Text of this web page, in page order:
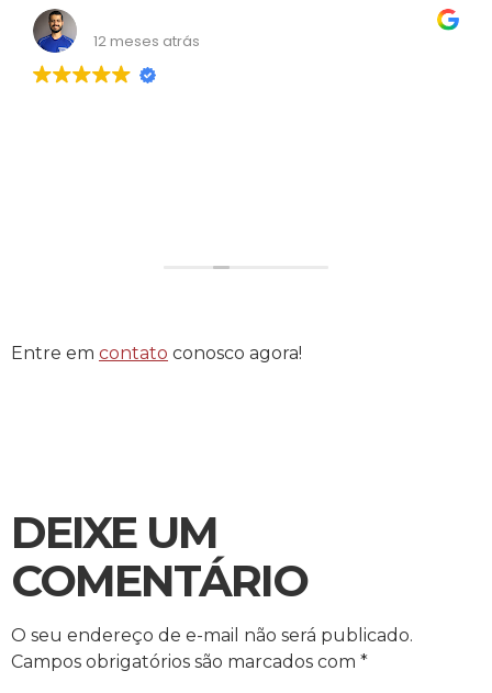
12 meses atrás
Entre em contato conosco agora!
DEIXE UM
COMENTÁRIO
O seu endereço de e-mail não será publicado.
Campos obrigatórios são marcados com *